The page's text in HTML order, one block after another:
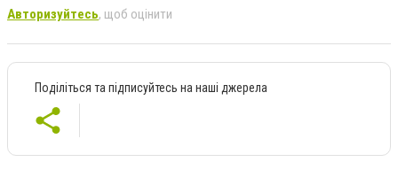
Авторизуйтесь, щоб оцінити
Поділіться та підписуйтесь на наші джерела